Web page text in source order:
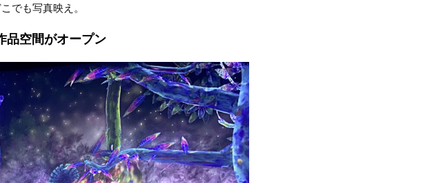
でも写真映え。
品空間がオープン